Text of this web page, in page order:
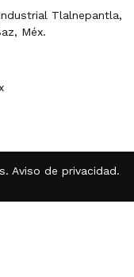
Tlalnepantla,
Méx.
Aviso de privacidad.